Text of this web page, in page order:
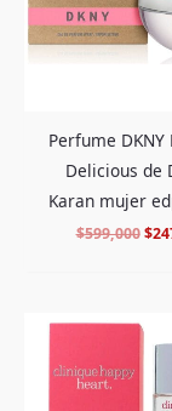
Perfume DKNY
Delicious de
Karan mujer
$599,000 $
era: